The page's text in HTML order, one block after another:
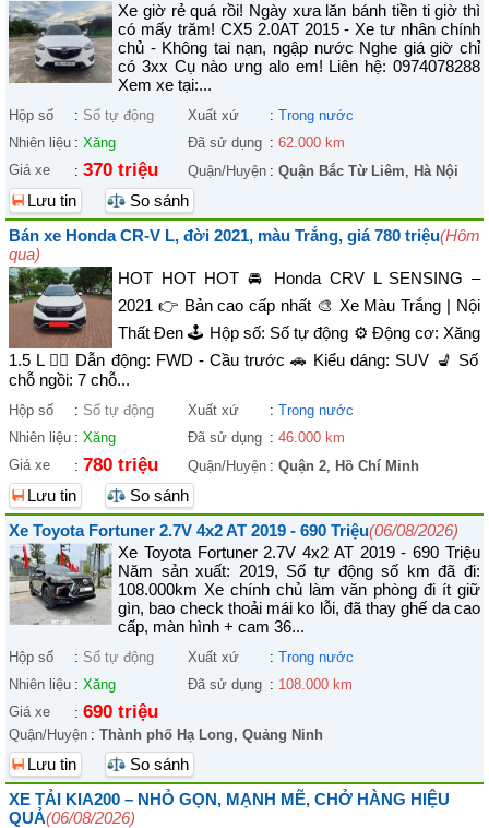
Xe giờ rẻ quá rồi! Ngày xưa lăn bánh tiền ti giờ thì
có mấy trăm! CX5 2.0AT 2015 - Xe tư nhân chính
chủ - Không tai nạn, ngập nước Nghe giá giờ chỉ
có 3xx Cụ nào ưng alo em! Liên hệ: 0974078288
Xem xe tại:...
Hộp số : Số tự động Xuất xứ : Trong nước
Nhiên liệu : Xăng Đã sử dụng : 62.000 km
Giá xe
: 370 triệu Quận/Huyện : Quận Bắc Từ Liêm, Hà Nội
Lưu tin
So sánh
Bán xe Honda CR-V L, đời 2021, màu Trắng, giá 780 triệu(Hôm
qua)
HOT HOT HOT 🚘 Honda CRV L SENSING –
2021 👉 Bản cao cấp nhất 🎨 Xe Màu Trắng | Nội
Thất Đen 🕹️ Hộp số: Số tự động ⚙️ Động cơ: Xăng
1.5 L 🚴‍♀️ Dẫn động: FWD - Cầu trước 🚗 Kiểu dáng: SUV 💺 Số
chỗ ngồi: 7 chỗ...
Hộp số : Số tự động Xuất xứ : Trong nước
Nhiên liệu : Xăng Đã sử dụng : 46.000 km
Giá xe
: 780 triệu Quận/Huyện : Quận 2, Hồ Chí Minh
Lưu tin
So sánh
Xe Toyota Fortuner 2.7V 4x2 AT 2019 - 690 Triệu(06/08/2026)
Xe Toyota Fortuner 2.7V 4x2 AT 2019 - 690 Triệu
Năm sản xuất: 2019, Số tự động số km đã đi:
108.000km Xe chính chủ làm văn phòng đi ít giữ
gìn, bao check thoải mái ko lỗi, đã thay ghế da cao
cấp, màn hình + cam 36...
Hộp số : Số tự động Xuất xứ : Trong nước
Nhiên liệu : Xăng Đã sử dụng : 108.000 km
Giá xe
: 690 triệu
Quận/Huyện : Thành phố Hạ Long, Quảng Ninh
Lưu tin
So sánh
XE TẢI KIA200 – NHỎ GỌN, MẠNH MẼ, CHỞ HÀNG HIỆU
QUẢ(06/08/2026)